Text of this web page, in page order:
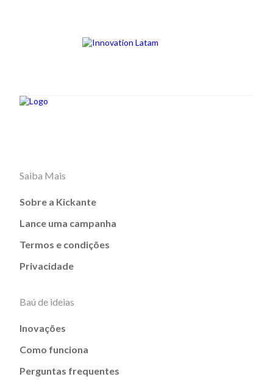
Saiba Mais
Sobre a Kickante
Lance uma campanha
Termos e condições
Privacidade
Baú de ideias
Inovações
Como funciona
Perguntas frequentes